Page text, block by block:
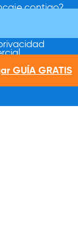
contigo?
GUÍA GRATIS